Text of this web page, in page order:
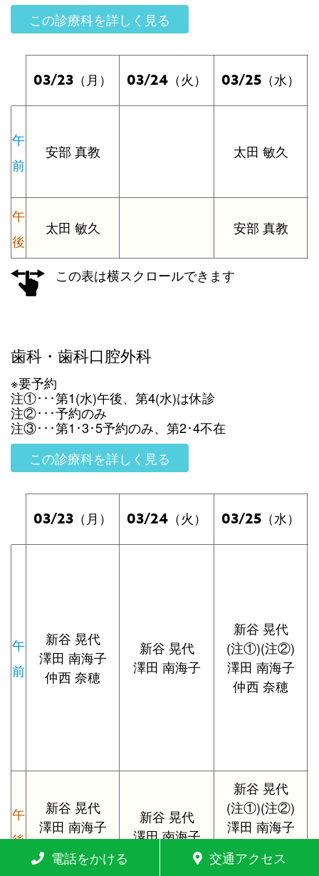
この診療科を詳しく見る
03/23 （月） 03/24 （火） 03/25 （水）
午
前
安部 真教 太田 敏久
午
後
太田 敏久 安部 真教
この表は横スクロールできます
歯科・歯科口腔外科
※要予約
注①･･･第1(水)午後、第4(水)は休診
注②･･･予約のみ
注③･･･第1･3･5予約のみ、第2･4不在
この診療科を詳しく見る
03/23 （月） 03/24 （火） 03/25 （水）
午
前
新谷 晃代
澤田 南海子
仲西 奈穂
新谷 晃代
澤田 南海子
新谷 晃代
(注①)(注②)
澤田 南海子
仲西 奈穂
午
後
新谷 晃代
澤田 南海子
仲西 奈穂
新谷 晃代
澤田 南海子
新谷 晃代
(注①)(注②)
澤田 南海子
(注③)
仲西 奈穂
電話をかける 交通アクセス